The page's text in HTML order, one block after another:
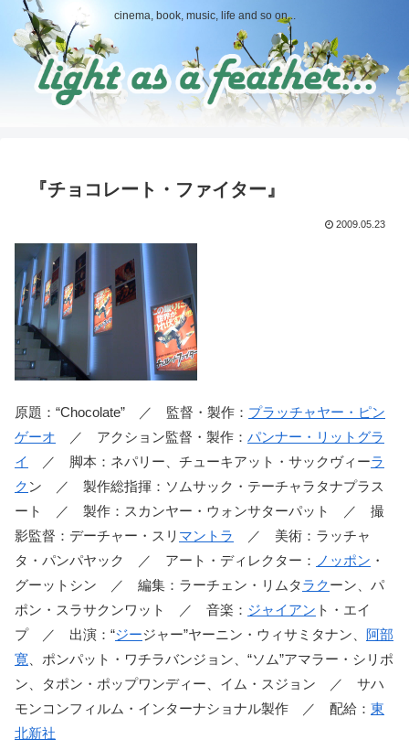
cinema, book, music, life and so on...
『チョコレート・ファイター』
2009.05.23
原題：“Chocolate” ／ 監督・製作： プラッチャヤー・ピン
ゲーオ ／ アクション監督・製作： パンナー・リットグラ
イ
／ 脚本：ネパリー、チューキアット・サックヴィーラ
ク ン ／ 製作総指揮：ソムサック・テーチャラタナプラス
ート ／ 製作：スカンヤー・ウォンサターパット ／ 撮
影監督：デーチャー・スリ マントラ
／ 美術：ラッチャ
タ・パンパヤック ／ アート・ディレクター： ノッポン ・
グーットシン ／ 編集：ラーチェン・リムタラクーン、パ
ポン・スラサクンワット ／ 音楽： ジャイアン ト・エイ
プ ／ 出演：“ジージャー”ヤーニン・ウィサミタナン、 阿部
寛 、ポンパット・ワチラバンジョン、“ソム”アマラー・シリポ
ン、タポン・ポップワンディー、イム・スジョン ／ サハ
モンコンフィルム・インターナショナル製作 ／ 配給： 東
北新社